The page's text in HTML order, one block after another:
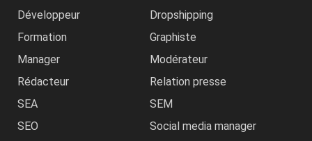
Développeur
Dropshipping
Formation
Graphiste
Manager
Modérateur
Rédacteur
Relation presse
SEA
SEM
SEO
Social media manager